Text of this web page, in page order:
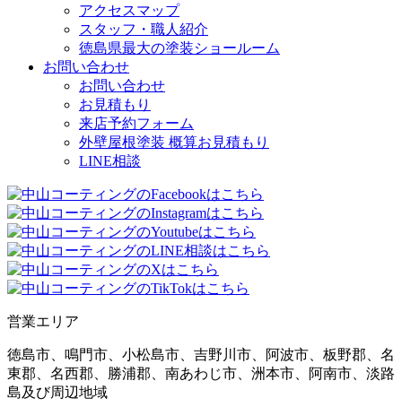
アクセスマップ
スタッフ・職人紹介
徳島県最大の塗装ショールーム
お問い合わせ
お問い合わせ
お見積もり
来店予約フォーム
外壁屋根塗装 概算お見積もり
LINE相談
営業エリア
徳島市、鳴門市、小松島市、吉野川市、阿波市、板野郡、名
東郡、名西郡、勝浦郡、南あわじ市、洲本市、阿南市、淡路
島及び周辺地域